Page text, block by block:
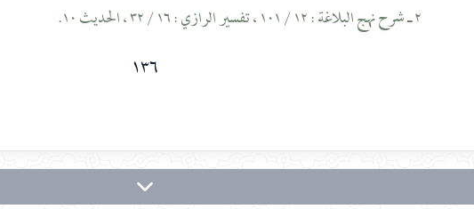
٢ ـ شرح نهج البلاغة : ١٢ / ١٠١ ، تفسير الرازي : ١٦ / ٣٢ ، الحديث ١٠.
١٣٦